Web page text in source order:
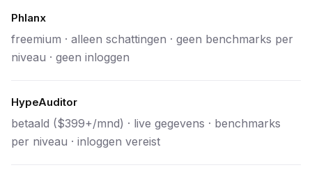
Phlanx
freemium · alleen schattingen · geen benchmarks per
niveau · geen inloggen
HypeAuditor
betaald ($399+/mnd) · live gegevens · benchmarks
per niveau · inloggen vereist